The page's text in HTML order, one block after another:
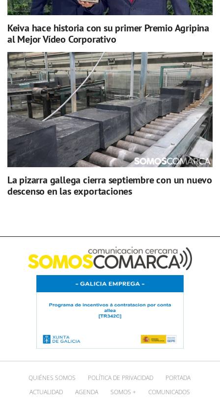
Keiva hace historia con su primer Premio Agripina
al Mejor Vídeo Corporativo
La pizarra gallega cierra septiembre con un nuevo
descenso en las exportaciones
QUIÉNES SOMOS POLÍTICA DE PRIVACIDAD
PORTADA
ACTUALIDAD
AGENDA SOMOS + COMUNICADOS